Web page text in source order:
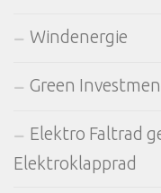
Windenergie
Green
Elektro Faltrad
Elektroklapprad